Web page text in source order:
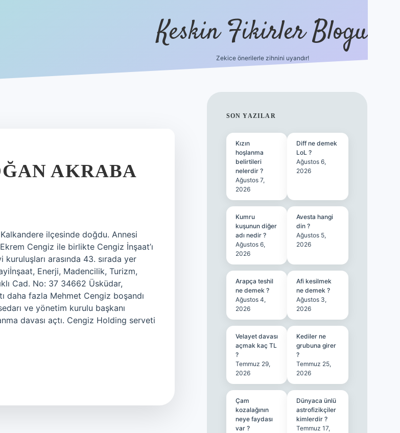
Keskin Fikirler Blogu
Zekice önerilerle zihnini uyandır!
AKRABA
Kalkandere ilçesinde doğdu. Annesi
Cengiz ile birlikte Cengiz İnşaat’ı
arasında 43. sırada yer
Enerji, Madencilik, Turizm,
Cad. No: 37 34662 Üsküdar,
daha fazla Mehmet Cengiz boşandı
ve yönetim kurulu başkanı
davası açtı. Cengiz Holding serveti
SIDEBAR
SON YAZILAR
Kızın
hoşlanma
belirtileri
nelerdir ?
Ağustos 7,
2026
Diff ne demek
LoL ?
Ağustos 6,
2026
Kumru
kuşunun diğer
adı nedir ?
Ağustos 6,
2026
Avesta hangi
din ?
Ağustos 5,
2026
Arapça teshil
ne demek ?
Ağustos 4,
2026
Afi kesilmek
ne demek ?
Ağustos 3,
2026
Velayet davası
açmak kaç TL
?
Temmuz 29,
2026
Kediler ne
grubuna girer
?
Temmuz 25,
2026
Çam
kozalağının
neye faydası
var ?
Dünyaca ünlü
astrofizikçiler
kimlerdir ?
Temmuz 17,